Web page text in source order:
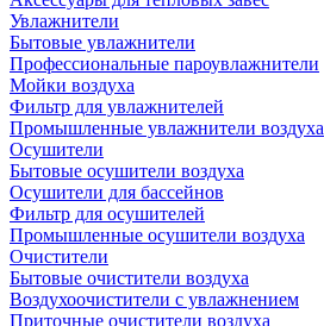
Увлажнители
Бытовые увлажнители
Профессиональные пароувлажнители
Мойки воздуха
Фильтр для увлажнителей
Промышленные увлажнители воздуха
Осушители
Бытовые осушители воздуха
Осушители для бассейнов
Фильтр для осушителей
Промышленные осушители воздуха
Очистители
Бытовые очистители воздуха
Воздухоочистители с увлажнением
Приточные очистители воздуха